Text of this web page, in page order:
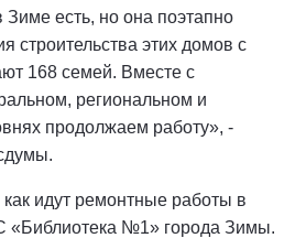
Зиме есть, но она поэтапно
строительства этих домов с
168 семей. Вместе с
региональном и
продолжаем работу», -
идут ремонтные работы в
№1» города Зимы.